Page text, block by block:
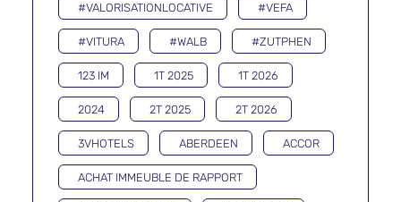
#VALORISATIONLOCATIVE #VEFA
#VITURA #WALB #ZUTPHEN
123 IM 1T 2025 1T 2026
2024 2T 2025 2T 2026
3VHOTELS ABERDEEN ACCOR
ACHAT IMMEUBLE DE RAPPORT